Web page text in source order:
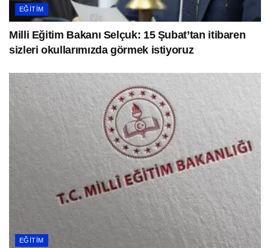
EĞITIM
Milli Eğitim Bakanı Selçuk: 15 Şubat’tan itibaren
sizleri okullarımızda görmek istiyoruz
EĞITIM